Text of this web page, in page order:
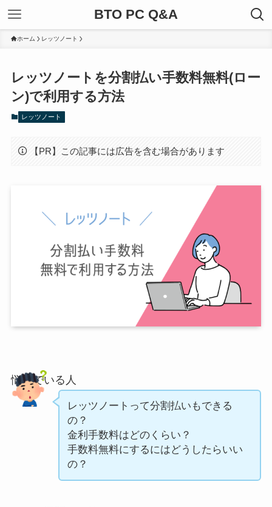
BTO PC Q&A
ホーム レッツノート
レッツノートを分割払い手数料無料(ロー
ン)で利用する方法
レッツノート
【PR】この記事には広告を含む場合があります
悩んでいる人
レッツノートって分割払いもできる
の？
金利手数料はどのくらい？
手数料無料にするにはどうしたらいい
の？